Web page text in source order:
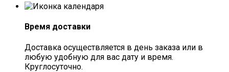
Время доставки
Доставка осуществляется в день заказа или в
любую удобную для вас дату и время.
Круглосуточно.